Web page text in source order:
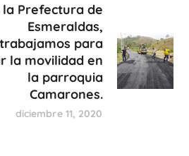
la Prefectura de
Esmeraldas,
trabajamos para
la movilidad en
la parroquia
Camarones.
diciembre 11, 2020